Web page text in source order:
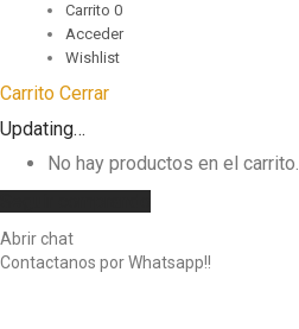
Carrito 0
Acceder
Wishlist
Carrito Cerrar
Updating…
No hay productos en el carrito.
Abrir chat
Contactanos por Whatsapp!!